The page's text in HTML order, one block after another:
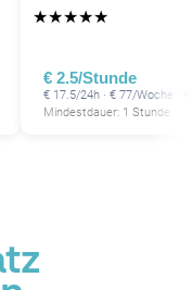
★★★★★
€ 2.5/Stunde
€ 17.5/24h · € 77/Woche ·
Mindestdauer: 1 Stunde